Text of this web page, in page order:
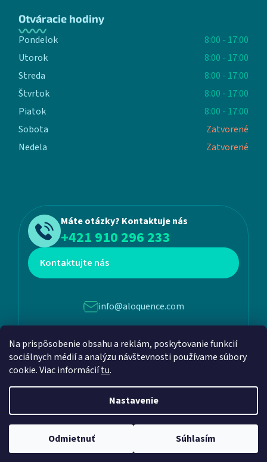
Na prispôsobenie obsahu a reklám, poskytovanie funkcií
sociálnych médií a analýzu návštevnosti používame súbory
cookie. Viac informáciítu.
Nastavenie
Odmietnuť Súhlasím
Otváracie hodiny
Pondelok
8:00 - 17:00
Utorok
8:00 - 17:00
Streda
8:00 - 17:00
Štvrtok
8:00 - 17:00
Piatok
8:00 - 17:00
Sobota
Zatvorené
Nedela
Zatvorené
Máte otázky? Kontaktuje nás
+421 910 296 233
Kontaktujte nás
info@aloquence.com
Martina Benku 6, 952 01, Vráble
Vytvoril Shoptet a
Adatelier
Copyright 2026Aloquence
. Všetky práva vyhradené.
Upraviť nastavenie cookies